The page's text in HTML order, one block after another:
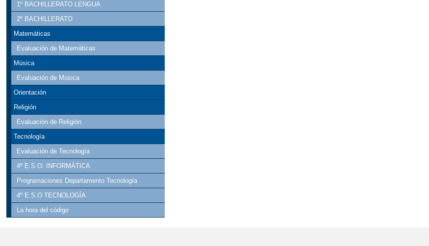
1º BACHILLERATO LENGUA
2º BACHILLERATO
Matemáticas
Evaluación de Matemáticas
Música
Evaluación de Música
Orientación
Religión
Evaluación de Religión
Tecnología
Evaluación de Tecnología
4º E.S.O: INFORMÁTICA
Programaciones Departamento Tecnología
4º E.S.O TECNOLOGÍA
La hora del código